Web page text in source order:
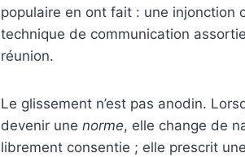
populaire en ont fait : une injonction
technique de communication
réunion.
Le glissement n’est pas anodin.
devenir une norme, elle change de
librement consentie ; elle prescrit une